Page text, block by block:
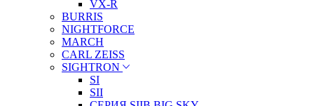
VX-R
BURRIS
NIGHTFORCE
MARCH
CARL ZEISS
SIGHTRON
SI
SII